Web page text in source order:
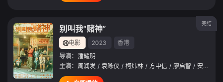
完结
别叫我“赌神”
电影 2023
香港
导演： 潘耀明
主演： 周润发 / 袁咏仪 / 柯炜林 / 方中信 / 廖启智 / 安志杰